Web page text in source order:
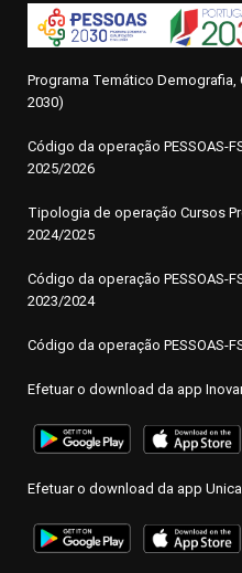
Programa Temático Demografia,
2030)
Código da operação PESSOAS-
2025/2026
Tipologia de operação Cursos
2024/2025
Código da operação PESSOAS-
2023/2024
Código da operação PESSOAS-
Efetuar o download da app
Efetuar o download da app